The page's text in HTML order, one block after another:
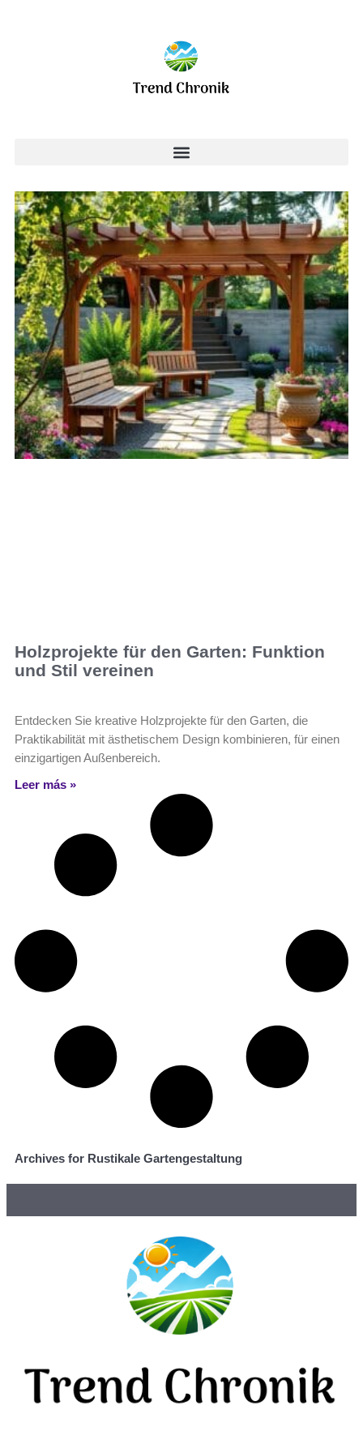
Holzprojekte für den Garten: Funktion
und Stil vereinen
Entdecken Sie kreative Holzprojekte für den Garten, die
Praktikabilität mit ästhetischem Design kombinieren, für einen
einzigartigen Außenbereich.
Leer más »
Archives for Rustikale Gartengestaltung